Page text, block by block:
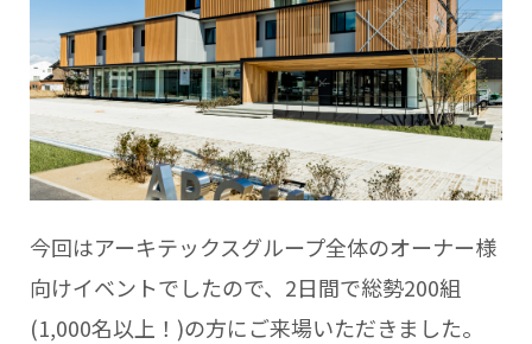
今回はアーキテックスグループ全体のオーナー様
向けイベントでしたので、2日間で総勢200組
(1,000名以上！)の方にご来場いただきました。